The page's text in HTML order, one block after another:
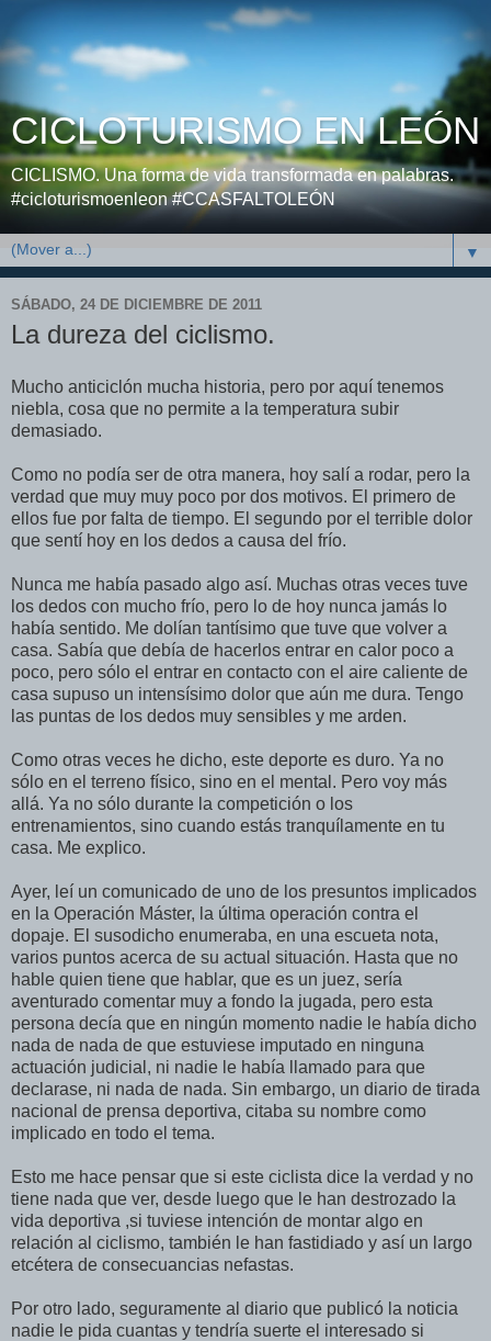
CICLOTURISMO EN LEÓN
CICLISMO. Una forma de vida transformada en palabras.
#cicloturismoenleon #CCASFALTOLEÓN
▼
SÁBADO, 24 DE DICIEMBRE DE 2011
La dureza del ciclismo.
Mucho anticiclón mucha historia, pero por aquí tenemos
niebla, cosa que no permite a la temperatura subir
demasiado.
Como no podía ser de otra manera, hoy salí a rodar, pero la
verdad que muy muy poco por dos motivos. El primero de
ellos fue por falta de tiempo. El segundo por el terrible dolor
que sentí hoy en los dedos a causa del frío.
Nunca me había pasado algo así. Muchas otras veces tuve
los dedos con mucho frío, pero lo de hoy nunca jamás lo
había sentido. Me dolían tantísimo que tuve que volver a
casa. Sabía que debía de hacerlos entrar en calor poco a
poco, pero sólo el entrar en contacto con el aire caliente de
casa supuso un intensísimo dolor que aún me dura. Tengo
las puntas de los dedos muy sensibles y me arden.
Como otras veces he dicho, este deporte es duro. Ya no
sólo en el terreno físico, sino en el mental. Pero voy más
allá. Ya no sólo durante la competición o los
entrenamientos, sino cuando estás tranquílamente en tu
casa. Me explico.
Ayer, leí un comunicado de uno de los presuntos implicados
en la Operación Máster, la última operación contra el
dopaje. El susodicho enumeraba, en una escueta nota,
varios puntos acerca de su actual situación. Hasta que no
hable quien tiene que hablar, que es un juez, sería
aventurado comentar muy a fondo la jugada, pero esta
persona decía que en ningún momento nadie le había dicho
nada de nada de que estuviese imputado en ninguna
actuación judicial, ni nadie le había llamado para que
declarase, ni nada de nada. Sin embargo, un diario de tirada
nacional de prensa deportiva, citaba su nombre como
implicado en todo el tema.
Esto me hace pensar que si este ciclista dice la verdad y no
tiene nada que ver, desde luego que le han destrozado la
vida deportiva ,si tuviese intención de montar algo en
relación al ciclismo, también le han fastidiado y así un largo
etcétera de consecuancias nefastas.
Por otro lado, seguramente al diario que publicó la noticia
nadie le pida cuantas y tendría suerte el interesado si